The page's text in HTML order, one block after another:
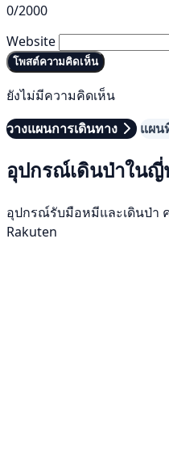
0/2000
Website
โพสต์ความคิดเห็น
ยังไม่มีความคิดเห็น
วางแผนการเดินทาง
แผน
อุปกรณ์เดินป่าใน
อุปกรณ์รับมือหมีและเดินป่า
Rakuten